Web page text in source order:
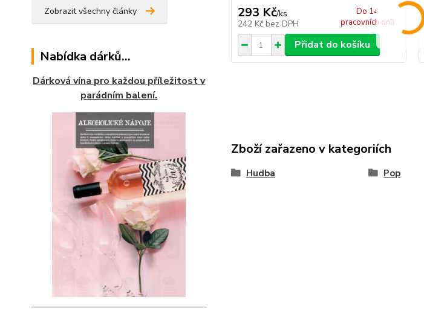
Zobrazit všechny články
Nabídka dárků...
Dárková vína pro každou příležitost v
parádním balení.
293 Kč/ks
242 Kč bez DPH
Do 14
pracovních dnů
Přidat do košíku
Zboží zařazeno v kategoriích
Hudba Pop